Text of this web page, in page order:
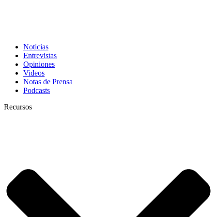
Noticias
Entrevistas
Opiniones
Videos
Notas de Prensa
Podcasts
Recursos